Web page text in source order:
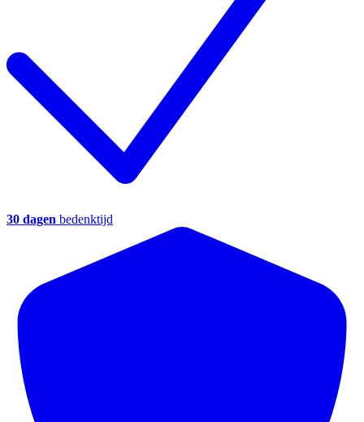
30 dagen bedenktijd